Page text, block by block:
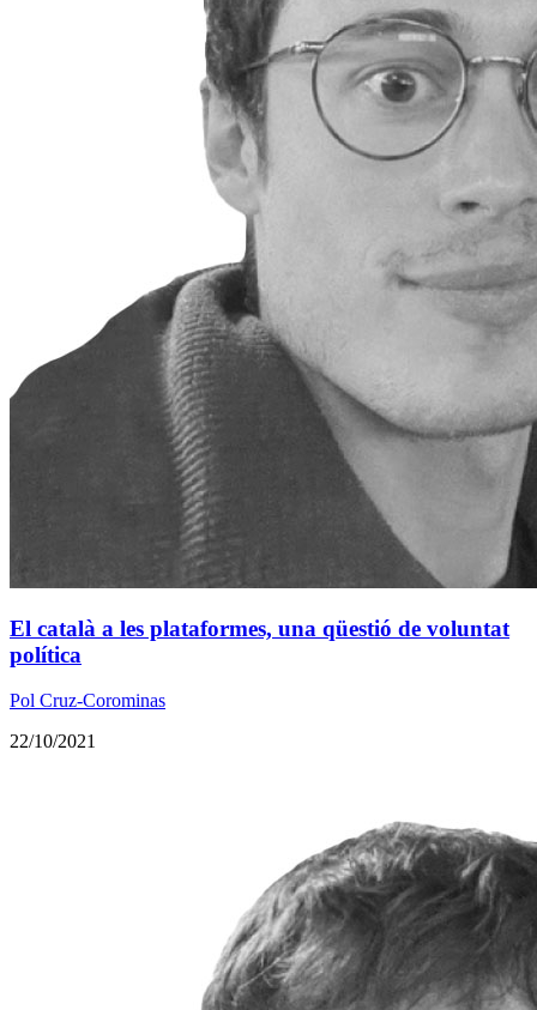
El català a les plataformes, una qüestió de voluntat
política
Pol Cruz-Corominas
22/10/2021